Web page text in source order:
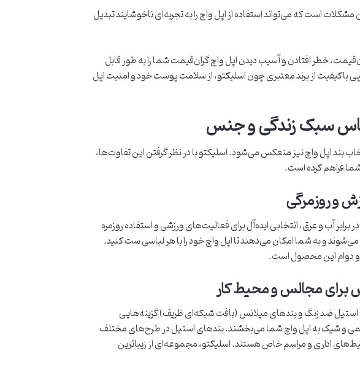
است که می‌تواند استفاده از اپل واچ را به تجربه‌ای ناخوشایند تبدیل
خطر افتادن و آسیب دیدن اپل واچ گران‌قیمت شما را به طور قابل
باکیفیت از برند معتبری چون اسلیکتو، از سلامت پوست خود و امنیت اپل
سبک زندگی و جنس
بند اپل واچ نیز منعکس می‌شود. اسلیکتو با در نظر گرفتن این تفاوت‌ها،
فراهم کرده است.
و روزمرگی
آب و عرق، انتخابی ایده‌آل برای فعالیت‌های ورزشی و استفاده روزمره
و به شما امکان می‌دهند تا اپل واچ خود را با هر لباسی ست کنید.
و دوام این محصول است.
برای مجالس و محیط کار
استیل ضد زنگ و بندهای میلانس (بافت شبکه‌ای ظریف) گزینه‌هایی
و شیک به اپل واچ شما می‌بخشند. بندهای استیل در طرح‌های مختلف
اداری و مراسم خاص هستند. اسلیکتو، مجموعه‌ای از زیباترین